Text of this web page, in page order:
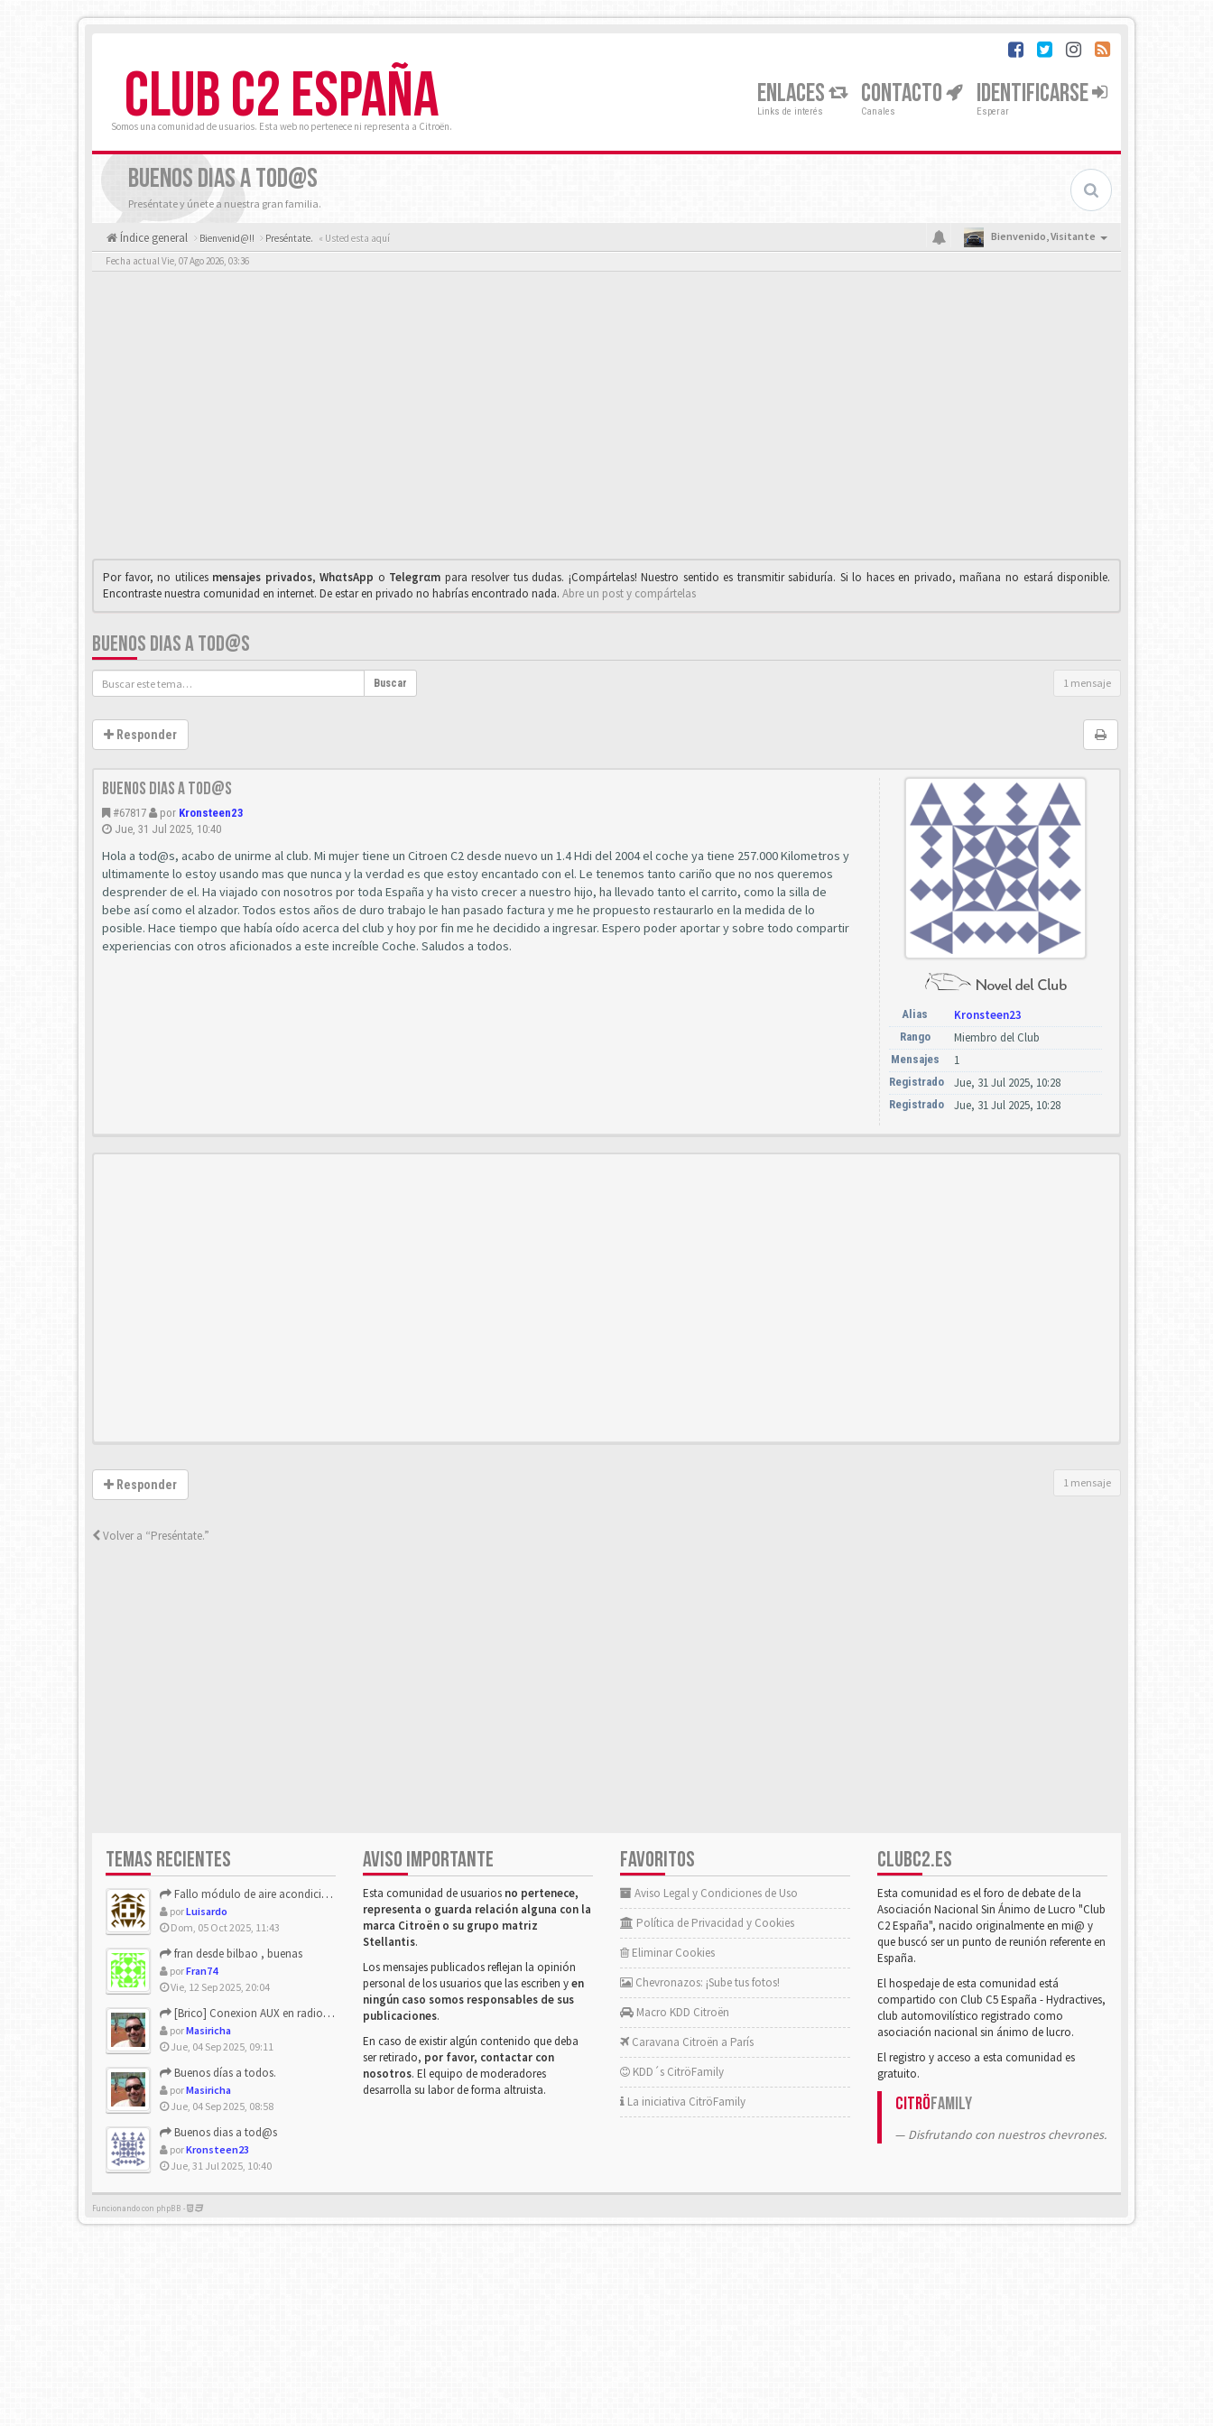
CLUB C2 ESPAÑA
Somos una comunidad de usuarios. Esta web no pertenece ni representa a Citroën.
ENLACES
Links de interés
CONTACTO
Canales
IDENTIFICARSE
Esperar
BUENOS DIAS A TOD@S
Preséntate y únete a nuestra gran familia.
Índice general Bienvenid@!! Preséntate. « Usted esta aquí Bienvenido,Visitante
Fecha actual Vie, 07 Ago 2026, 03:36
Por favor, no utilices mensajes privados,WhαtsApp o Telegrαm para resolver tus dudas. ¡Compártelas! Nuestro sentido es transmitir sabiduría. Si lo haces en privado, mañana no estará disponible.
Encontraste nuestra comunidad en internet. De estar en privado no habrías encontrado nada. Abre un post y compártelas
BUENOS DIAS A TOD@S
Buscar 1 mensaje
Responder
Buenos dias a tod@s
#67817 por Kronsteen23
Jue, 31 Jul 2025, 10:40
Hola a tod@s, acabo de unirme al club. Mi mujer tiene un Citroen C2 desde nuevo un 1.4 Hdi del 2004 el coche ya tiene 257.000 Kilometros y
ultimamente lo estoy usando mas que nunca y la verdad es que estoy encantado con el. Le tenemos tanto cariño que no nos queremos
desprender de el. Ha viajado con nosotros por toda España y ha visto crecer a nuestro hijo, ha llevado tanto el carrito, como la silla de
bebe así como el alzador. Todos estos años de duro trabajo le han pasado factura y me he propuesto restaurarlo en la medida de lo
posible. Hace tiempo que había oído acerca del club y hoy por fin me he decidido a ingresar. Espero poder aportar y sobre todo compartir
experiencias con otros aficionados a este increíble Coche. Saludos a todos.
Alias Kronsteen23
Rango Miembro del Club
Mensajes 1
Registrado Jue, 31 Jul 2025, 10:28
Registrado Jue, 31 Jul 2025, 10:28
Responder 1 mensaje
Volver a “Preséntate.”
TEMAS RECIENTES
Fallo módulo de aire acondicionado
porLuisardo
Dom, 05 Oct 2025, 11:43
fran desde bilbao , buenas
porFran74
Vie, 12 Sep 2025, 20:04
[Brico] Conexion AUX en radio de origen
porMasiricha
Jue, 04 Sep 2025, 09:11
Buenos días a todos.
porMasiricha
Jue, 04 Sep 2025, 08:58
Buenos dias a tod@s
porKronsteen23
Jue, 31 Jul 2025, 10:40
AVISO IMPORTANTE
Esta comunidad de usuarios no pertenece,
representa o guarda relación alguna con la
marca Citroën o su grupo matriz
Stellantis.
Los mensajes publicados reflejan la opinión
personal de los usuarios que las escriben yen
ningún caso somos responsables de sus
publicaciones.
En caso de existir algún contenido que deba
ser retirado, por favor, contactar con
nosotros. El equipo de moderadores
desarrolla su labor de forma altruista.
FAVORITOS
Aviso Legal y Condiciones de Uso
Política de Privacidad y Cookies
Eliminar Cookies
Chevronazos: ¡Sube tus fotos!
Macro KDD Citroën
Caravana Citroën a París
KDD´s CitröFamily
La iniciativa CitröFamily
CLUBC2.ES
Esta comunidad es el foro de debate de la
Asociación Nacional Sin Ánimo de Lucro "Club
C2 España", nacido originalmente en mi@ y
que buscó ser un punto de reunión referente en
España.
El hospedaje de esta comunidad está
compartido con Club C5 España - Hydractives,
club automovilístico registrado como
asociación nacional sin ánimo de lucro.
El registro y acceso a esta comunidad es
gratuito.
CitröFamily
Disfrutando con nuestros chevrones.
Funcionando con phpBB -